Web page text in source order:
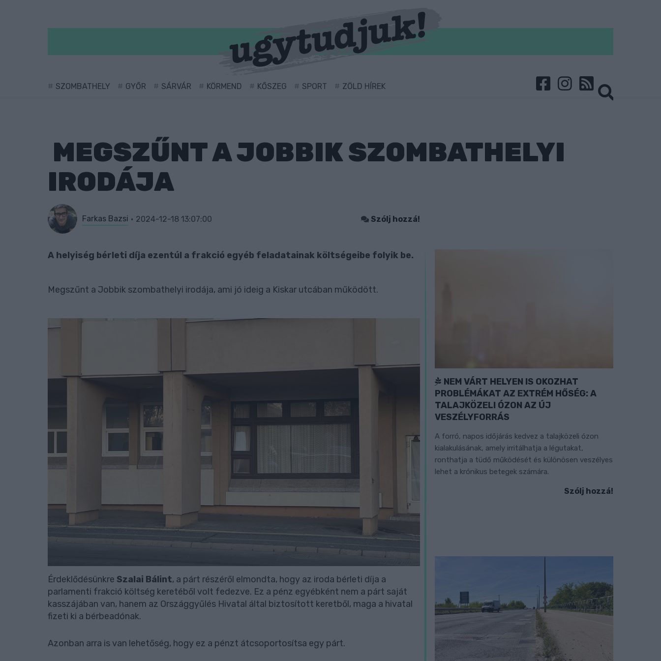
SZOMBATHELY GYŐR SÁRVÁR KÖRMEND KŐSZEG SPORT ZÖLD HÍREK
MEGSZŰNT A JOBBIK SZOMBATHELYI
IRODÁJA
Farkas Bazsi 2024-12-18 13:07:00 Szólj hozzá!
A helyiség bérleti díja ezentúl a frakció egyéb feladatainak költségeibe folyik be.
Megszűnt a Jobbik szombathelyi irodája, ami jó ideig a Kiskar utcában működött.
Érdeklődésünkre Szalai Bálint, a párt részéről elmondta, hogy az iroda bérleti díja a
parlamenti frakció költség keretéből volt fedezve. Ez a pénz egyébként nem a párt saját
kasszájában van, hanem az Országgyűlés Hivatal által biztosított keretből, maga a hivatal
fizeti ki a bérbeadónak.
Azonban arra is van lehetőség, hogy ez a pénzt átcsoportosítsa egy párt.
NEM VÁRT HELYEN IS OKOZHAT
PROBLÉMÁKAT AZ EXTRÉM HŐSÉG: A
TALAJKÖZELI ÓZON AZ ÚJ
VESZÉLYFORRÁS
A forró, napos időjárás kedvez a talajközeli ózon
kialakulásának, amely irritálhatja a légutakat,
ronthatja a tüdő működését és különösen veszélyes
lehet a krónikus betegek számára.
Szólj hozzá!